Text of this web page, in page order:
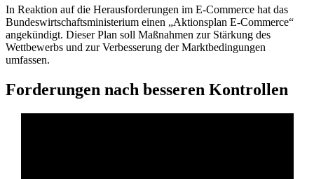
In Reaktion auf die Herausforderungen im E-Commerce hat das
Bundeswirtschaftsministerium einen „Aktionsplan E-Commerce“
angekündigt. Dieser Plan soll Maßnahmen zur Stärkung des
Wettbewerbs und zur Verbesserung der Marktbedingungen
umfassen.
Forderungen nach besseren Kontrollen